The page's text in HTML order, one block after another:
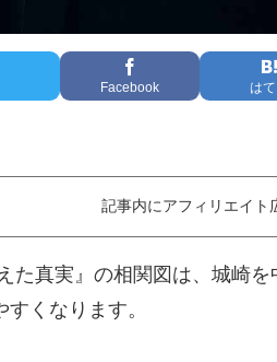
Facebook は
記事内にアフィリエイト
た真実』の相関図は、城崎
くなります。